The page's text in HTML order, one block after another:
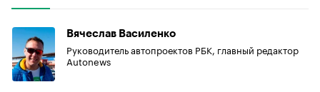
Вячеслав Василенко
Руководитель автопроектов РБК, главный редактор
Autonews